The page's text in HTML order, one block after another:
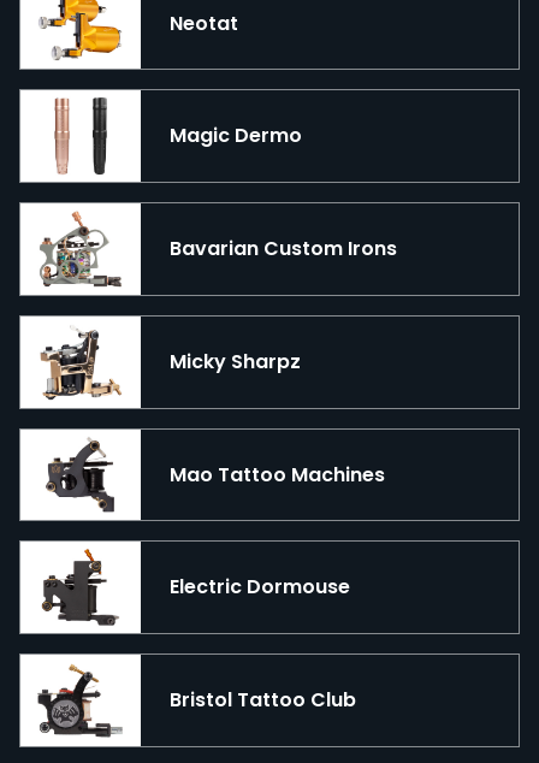
Neotat
Magic Dermo
Bavarian Custom Irons
Micky Sharpz
Mao Tattoo Machines
Electric Dormouse
Bristol Tattoo Club